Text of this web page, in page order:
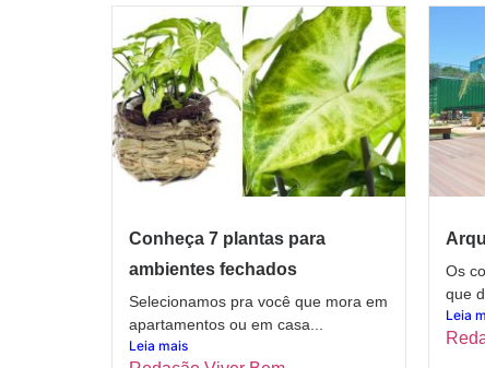
Conheça 7 plantas para
ambientes fechados
Selecionamos pra você que mora em
apartamentos ou em casa...
Leia mais
Os
que
Leia